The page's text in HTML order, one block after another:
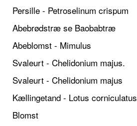
Persille - Petroselinum crispum
Abebrødstræ se Baobabtræ
Abeblomst - Mimulus
Svaleurt - Chelidonium majus.
Svaleurt - Chelidonium majus
Kællingetand - Lotus corniculatus
Blomst